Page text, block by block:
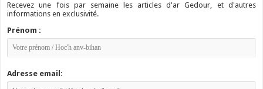
Recevez une fois par semaine les articles d'ar Gedour, et d'autres
informations en exclusivité.
Prénom :
Adresse email: